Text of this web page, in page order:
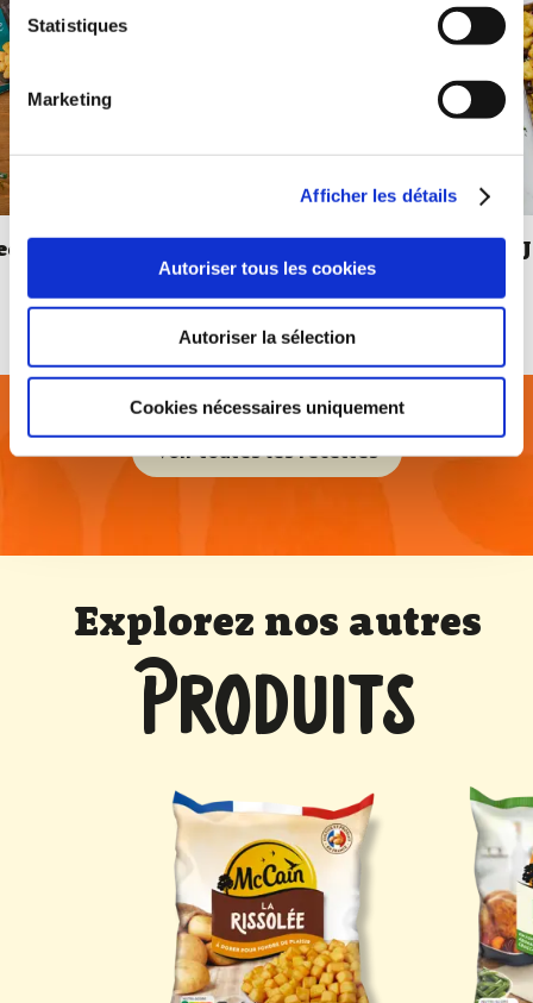
Statistiques
Marketing
Afficher les détails
Autoriser tous les cookies
Autoriser la sélection
Cookies nécessaires uniquement
rôti, pommes de terre &
feta fouettée
1
portions40 min
cuisson
Voir toutes les recettes
Explorez nos autres
PRODUITS